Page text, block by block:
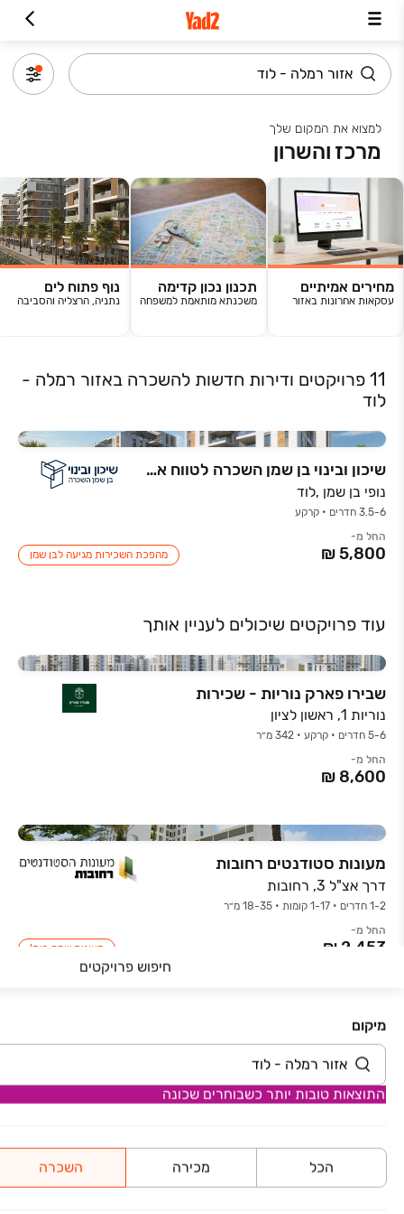
חיפוש פרויקטים
מיקום
התוצאות טובות יותר כשבוחרים שכונה
הכל מכירה השכרה
למצוא את המקום שלך
מרכז והשרון
מחירים אמיתיים
עסקאות אחרונות באזור
תכנון נכון קדימה
משכנתא מותאמת למשפחה
נוף פתוח לים
נתניה, הרצליה והסביבה
11 פרויקטים ודירות חדשות להשכרה באזור רמלה -
לוד
שיכון ובינוי בן שמן השכרה לטווח ארוך
נופי בן שמן ,לוד
3.5-6 חדרים • קרקע
החל מ-
מהפכת השכירות מגיעה לבן שמן
עוד פרויקטים שיכולים לעניין אותך
שבירו פארק נוריות - שכירות
נוריות 1, ראשון לציון
5-6 חדרים • קרקע • 342 מ״ר
החל מ-
מעונות סטודנטים רחובות
דרך אצ"ל 3, רחובות
1-2 חדרים • 1-17 קומות • 18-35 מ״ר
החל מ-
מעונות שהם בית!
פרויקטים נוספים ב "אזור רמלה - לוד"
אחיסמך הגדולה
רחל אמנו 10, אחיסמך, לוד
אחיסמך
לאה אמנו 1, אחיסמך, לוד